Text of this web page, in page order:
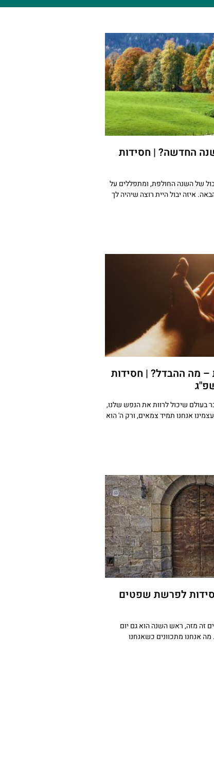
החדשה? | חסידות
של השנה החולפת, ומתפללים על
איזה יבול היית רוצה שיהיה לך
– מה ההבדל? | חסידות
בעולם שיכול לרוות את הנפש שלנו,
אנחנו תמיד צמאים, ורק ה' הוא
לפרשת שפטים
זה מזה, ראש השנה הוא גם יום
אנחנו מתכוונים כשאנחנו